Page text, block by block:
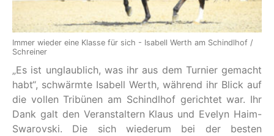
Immer wieder eine Klasse für sich - Isabell Werth am Schindlhof /
Schreiner
„Es ist unglaublich, was ihr aus dem Turnier gemacht
habt“, schwärmte Isabell Werth, während ihr Blick auf
die vollen Tribünen am Schindlhof gerichtet war. Ihr
Dank galt den Veranstaltern Klaus und Evelyn Haim-
Swarovski. Die sich wiederum bei der besten